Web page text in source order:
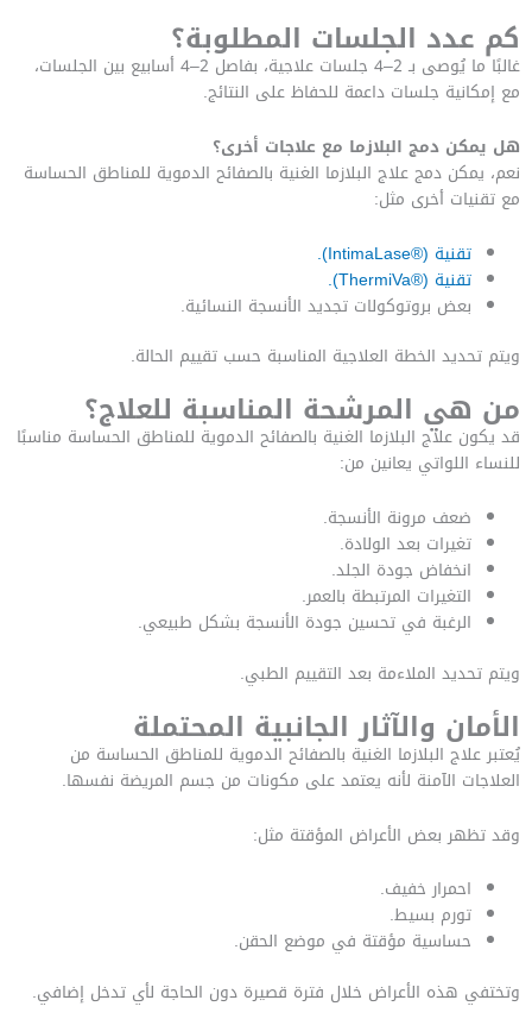
كم عدد الجلسات المطلوبة؟
غالبًا ما يُوصى بـ 2–4 جلسات علاجية، بفاصل 2–4 أسابيع بين الجلسات،
مع إمكانية جلسات داعمة للحفاظ على النتائج.
هل يمكن دمج البلازما مع علاجات أخرى؟
نعم، يمكن دمج علاج البلازما الغنية بالصفائح الدموية للمناطق الحساسة
مع تقنيات أخرى مثل:
تقنية (®IntimaLase).
تقنية (®ThermiVa).
بعض بروتوكولات تجديد الأنسجة النسائية.
ويتم تحديد الخطة العلاجية المناسبة حسب تقييم الحالة.
من هي المرشحة المناسبة للعلاج؟
قد يكون علاج البلازما الغنية بالصفائح الدموية للمناطق الحساسة مناسبًا
للنساء اللواتي يعانين من:
ضعف مرونة الأنسجة.
تغيرات بعد الولادة.
انخفاض جودة الجلد.
التغيرات المرتبطة بالعمر.
الرغبة في تحسين جودة الأنسجة بشكل طبيعي.
ويتم تحديد الملاءمة بعد التقييم الطبي.
الأمان والآثار الجانبية المحتملة
يُعتبر علاج البلازما الغنية بالصفائح الدموية للمناطق الحساسة من
العلاجات الآمنة لأنه يعتمد على مكونات من جسم المريضة نفسها.
وقد تظهر بعض الأعراض المؤقتة مثل:
احمرار خفيف.
تورم بسيط.
حساسية مؤقتة في موضع الحقن.
وتختفي هذه الأعراض خلال فترة قصيرة دون الحاجة لأي تدخل إضافي.